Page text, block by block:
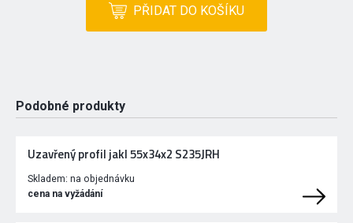
PŘIDAT DO KOŠÍKU
Podobné produkty
Uzavřený profil jakl 55x34x2 S235JRH
Skladem: na objednávku
cena na vyžádání